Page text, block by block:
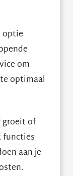
optie
om
optimaal
groeit of
functies
aan je